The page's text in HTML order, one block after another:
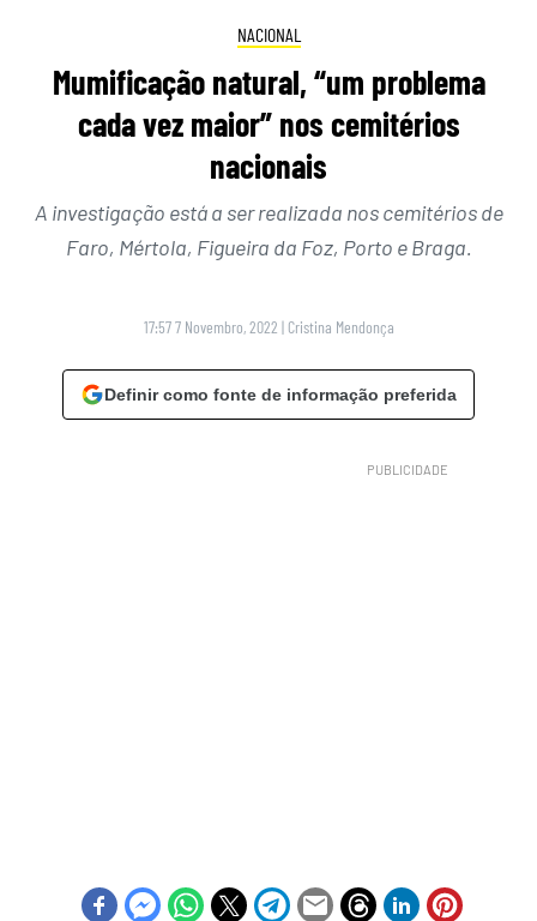
NACIONAL
Mumificação natural, “um problema
cada vez maior” nos cemitérios
nacionais
A investigação está a ser realizada nos cemitérios de
Faro, Mértola, Figueira da Foz, Porto e Braga.
17:57 7 Novembro, 2022 | Cristina Mendonça
Definir como fonte de informação preferida